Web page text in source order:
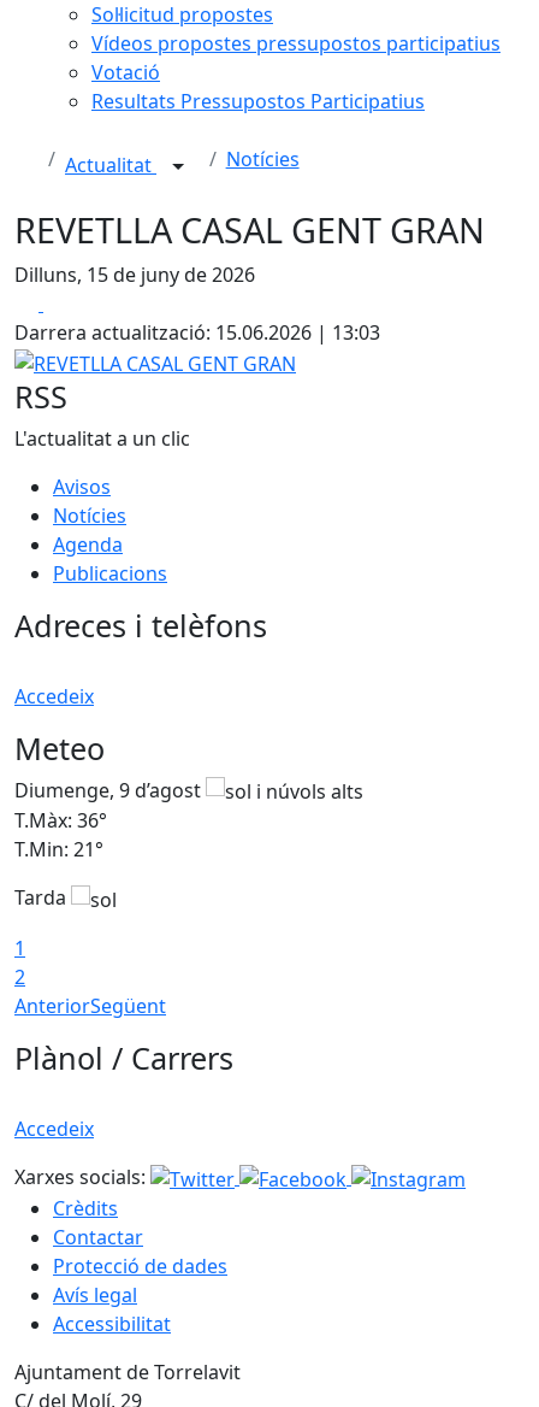
Sol·licitud propostes
Vídeos propostes pressupostos participatius
Votació
Resultats Pressupostos Participatius
Actualitat Notícies
REVETLLA CASAL GENT GRAN
Dilluns, 15 de juny de 2026
Darrera actualització: 15.06.2026 | 13:03
REVETLLA CASAL GENT GRAN
RSS
L'actualitat a un clic
Avisos
Notícies
Agenda
Publicacions
Adreces i telèfons
Accedeix
Meteo
Diumenge, 9 d’agost
T.Màx: 36°
T.Min: 21°
Tarda
1
2
AnteriorSegüent
Plànol / Carrers
Accedeix
Xarxes socials:
Crèdits
Contactar
Protecció de dades
Avís legal
Accessibilitat
Ajuntament de Torrelavit
C/ del Molí, 29